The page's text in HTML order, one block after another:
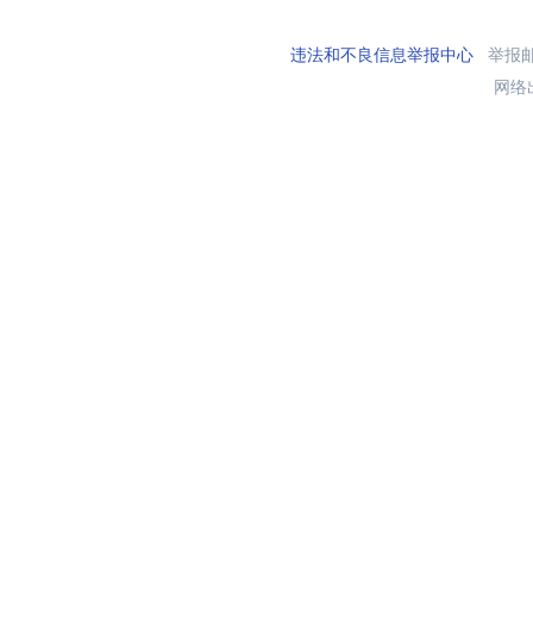
违法和不良信息举报中心举报
网